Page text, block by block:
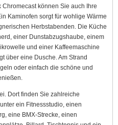
können Sie auch Ihre
Kaminofen sorgt für wohlige Wärme
Herbstabenden. Die Küche
einer Dunstabzugshaube, einem
und einer Kaffeemaschine
über eine Dusche. Am Strand
oder einfach die schöne und
Dort finden Sie zahlreiche
ein Fitnessstudio, einen
eine BMX-Strecke, einen